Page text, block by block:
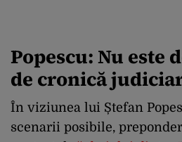
Popescu:Nu este
de cronică
În viziunea lui Ștefan
scenarii posibile,